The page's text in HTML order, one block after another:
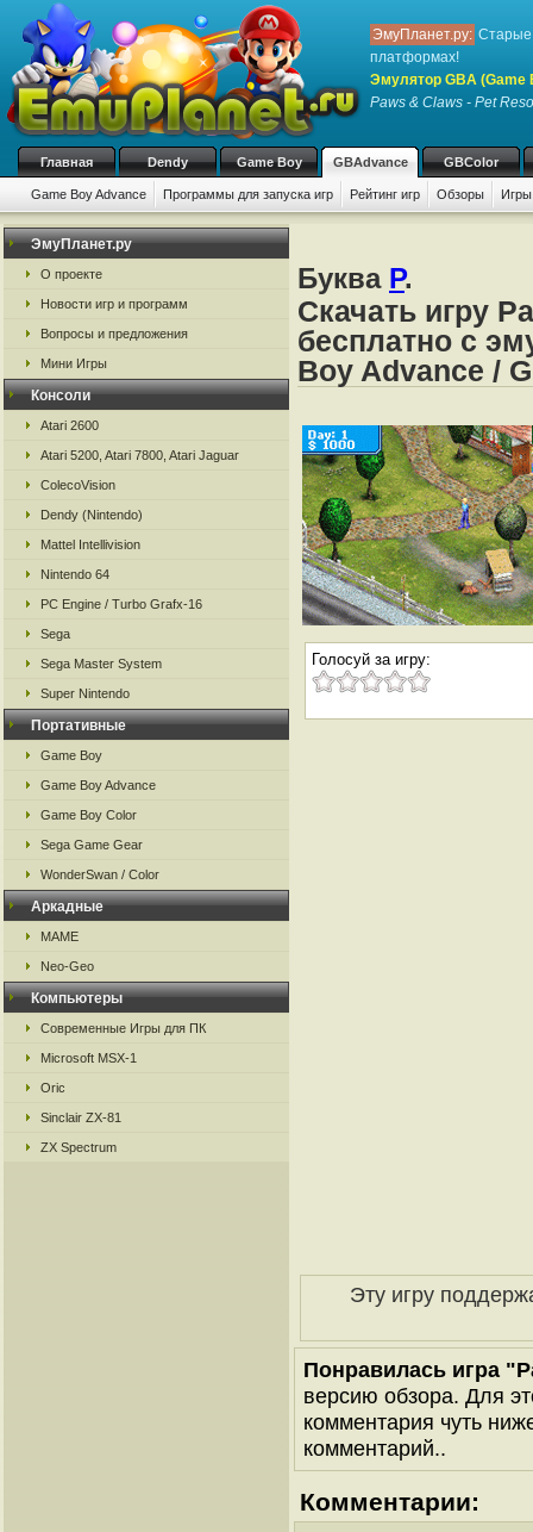
ЭмуПланет.ру: Старые
платформах!
Эмулятор GBA (Game
Paws & Claws - Pet
Главная Dendy Game Boy GBAdvance GBColor
Game Boy Advance Программы для запуска игр Рейтинг игр Обзоры
ЭмуПланет.ру
О проекте
Новости игр и программ
Вопросы и предложения
Мини Игры
Консоли
Atari 2600
Atari 5200, Atari 7800, Atari Jaguar
ColecoVision
Dendy (Nintendo)
Mattel Intellivision
Nintendo 64
PC Engine / Turbo Grafx-16
Sega
Sega Master System
Super Nintendo
Портативные
Game Boy
Game Boy Advance
Game Boy Color
Sega Game Gear
WonderSwan / Color
Аркадные
MAME
Neo-Geo
Компьютеры
Современные Игры для ПК
Microsoft MSX-1
Oric
Sinclair ZX-81
ZX Spectrum
Буква P.
Скачать игру
бесплатно с
Boy Advance /
Голосуй за игру:
Эту игру
Понравилась игра
версию обзора. Для
комментария чуть
комментарий..
Комментарии: